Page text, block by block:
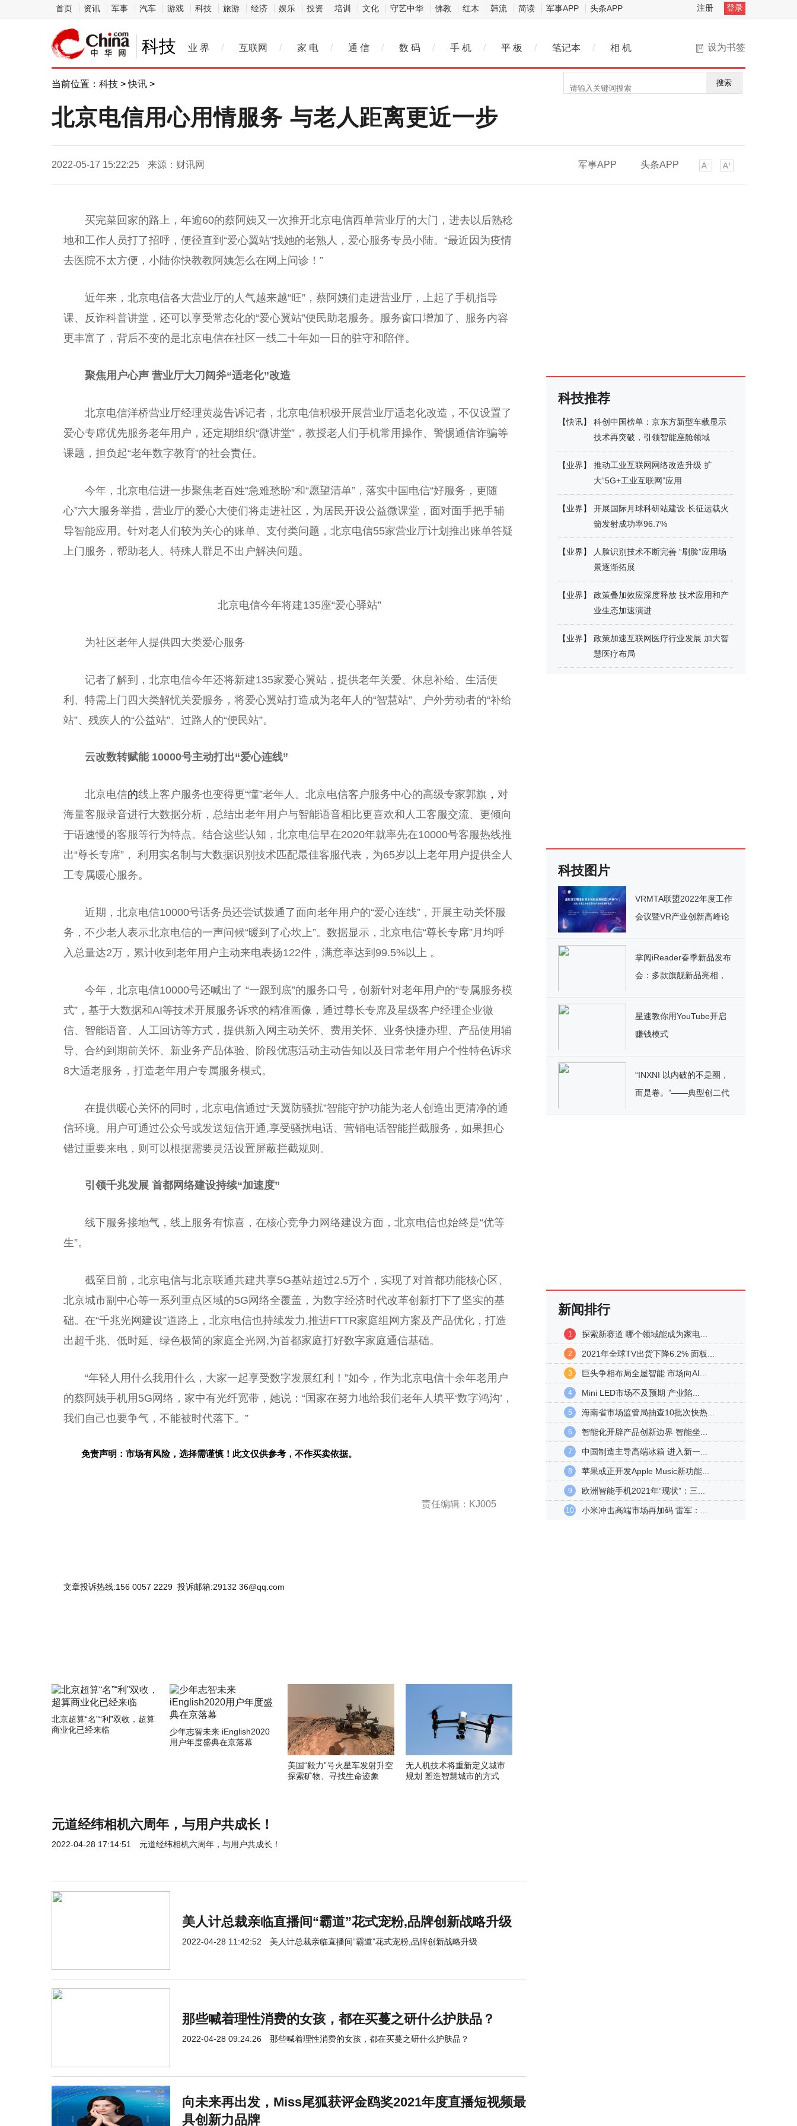
首页 资讯 军事 汽车 游戏 科技 旅游 经济 娱乐 投资 培训 文化 守艺中华 佛教 红木 韩流 简读 军事APP 头条APP 注册 登录
科技 设为书签
业 界 / 互联网 / 家 电 / 通 信 / 数 码 / 手 机 / 平 板 / 笔记本 / 相 机
当前位置： 科技 >快讯 > 搜索
北京电信用心用情服务 与老人距离更近一步
2022-05-17 15:22:25 来源：财讯网 军事APP 头条APP
买完菜回家的路上，年逾60的蔡阿姨又一次推开北京电信西单营业厅的大门，进去以后熟稔
地和工作人员打了招呼，便径直到“爱心翼站”找她的老熟人，爱心服务专员小陆。“最近因为疫情
去医院不太方便，小陆你快教教阿姨怎么在网上问诊！”
近年来，北京电信各大营业厅的人气越来越“旺”，蔡阿姨们走进营业厅，上起了手机指导
课、反诈科普讲堂，还可以享受常态化的“爱心翼站”便民助老服务。服务窗口增加了、服务内容
更丰富了，背后不变的是北京电信在社区一线二十年如一日的驻守和陪伴。
聚焦用户心声 营业厅大刀阔斧“适老化”改造
北京电信洋桥营业厅经理黄蕊告诉记者，北京电信积极开展营业厅适老化改造，不仅设置了
爱心专席优先服务老年用户，还定期组织“微讲堂”，教授老人们手机常用操作、警惕通信诈骗等
课题，担负起“老年数字教育”的社会责任。
今年，北京电信进一步聚焦老百姓“急难愁盼”和“愿望清单”，落实中国电信“好服务，更随
心”六大服务举措，营业厅的爱心大使们将走进社区，为居民开设公益微课堂，面对面手把手辅
导智能应用。针对老人们较为关心的账单、支付类问题，北京电信55家营业厅计划推出账单答疑
上门服务，帮助老人、特殊人群足不出户解决问题。
北京电信今年将建135座“爱心驿站”
为社区老年人提供四大类爱心服务
记者了解到，北京电信今年还将新建135家爱心翼站，提供老年关爱、休息补给、生活便
利、特需上门四大类解忧关爱服务，将爱心翼站打造成为老年人的“智慧站”、户外劳动者的“补给
站”、残疾人的“公益站”、过路人的“便民站”。
云改数转赋能 10000号主动打出“爱心连线”
北京电信的线上客户服务也变得更“懂”老年人。北京电信客户服务中心的高级专家郭旗 ， 对
海量客服录音进行大数据分析，总结出老年用户与智能语音相比更喜欢和人工客服交流、更倾向
于语速慢的客服等行为特点。结合这些认知，北京电信早在2020年就率先在10000号客服热线推
出“尊长专席”， 利用实名制与大数据识别技术匹配最佳客服代表，为65岁以上老年用户提供全人
工专属暖心服务。
近期，北京电信10000号话务员还尝试拨通了面向老年用户的“爱心连线”，开展主动关怀服
务，不少老人表示北京电信的一声问候“暖到了心坎上”。数据显示，北京电信“尊长专席”月均呼
入总量达2万，累计收到老年用户主动来电表扬122件，满意率达到99.5%以上 。
今年，北京电信10000号还喊出了 “一跟到底”的服务口号，创新针对老年用户的“专属服务模
式”，基于大数据和AI等技术开展服务诉求的精准画像，通过尊长专席及星级客户经理企业微
信、智能语音、人工回访等方式，提供新入网主动关怀、费用关怀、业务快捷办理、产品使用辅
导、合约到期前关怀、新业务产品体验、阶段优惠活动主动告知以及日常老年用户个性特色诉求
8大适老服务，打造老年用户专属服务模式。
在提供暖心关怀的同时，北京电信通过“天翼防骚扰”智能守护功能为老人创造出更清净的通
信环境。用户可通过公众号或发送短信开通,享受骚扰电话、营销电话智能拦截服务，如果担心
错过重要来电，则可以根据需要灵活设置屏蔽拦截规则。
引领千兆发展 首都网络建设持续“加速度”
线下服务接地气，线上服务有惊喜，在核心竞争力网络建设方面，北京电信也始终是“优等
生”。
截至目前，北京电信与北京联通共建共享5G基站超过2.5万个，实现了对首都功能核心区、
北京城市副中心等一系列重点区域的5G网络全覆盖，为数字经济时代改革创新打下了坚实的基
础。在“千兆光网建设”道路上，北京电信也持续发力,推进FTTR家庭组网方案及产品优化，打造
出超千兆、低时延、绿色极简的家庭全光网,为首都家庭打好数字家庭通信基础。
“年轻人用什么我用什么，大家一起享受数字发展红利！”如今，作为北京电信十余年老用户
的蔡阿姨手机用5G网络，家中有光纤宽带，她说：“国家在努力地给我们老年人填平‘数字鸿沟’，
我们自己也要争气，不能被时代落下。”
免责声明：市场有风险，选择需谨慎！此文仅供参考，不作买卖依据。
责任编辑：KJ005
文章投诉热线:156 0057 2229 投诉邮箱:29132 36@qq.com
北京超算“名”“利”双收，超算
商业化已经来临
少年志智未来 iEnglish2020
用户年度盛典在京落幕
美国“毅力”号火星车发射升空
探索矿物、寻找生命迹象
无人机技术将重新定义城市
规划 塑造智慧城市的方式
元道经纬相机六周年，与用户共成长！
2022-04-28 17:14:51 元道经纬相机六周年，与用户共成长！
美人计总裁亲临直播间“霸道”花式宠粉,品牌创新战略升级
2022-04-28 11:42:52 美人计总裁亲临直播间“霸道”花式宠粉,品牌创新战略升级
那些喊着理性消费的女孩，都在买蔓之研什么护肤品？
2022-04-28 09:24:26 那些喊着理性消费的女孩，都在买蔓之研什么护肤品？
向未来再出发，Miss尾狐获评金鸥奖2021年度直播短视频最
具创新力品牌
科技推荐
【快讯】
科创中国榜单：京东方新型车载显示
技术再突破，引领智能座舱领域
【业界】
推动工业互联网网络改造升级 扩
大“5G+工业互联网”应用
【业界】
开展国际月球科研站建设 长征运载火
箭发射成功率96.7%
【业界】
人脸识别技术不断完善 “刷脸”应用场
景逐渐拓展
【业界】
政策叠加效应深度释放 技术应用和产
业生态加速演进
【业界】
政策加速互联网医疗行业发展 加大智
慧医疗布局
科技图片
VRMTA联盟2022年度工作
会议暨VR产业创新高峰论
掌阅iReader春季新品发布
会：多款旗舰新品亮相，
星速教你用YouTube开启
赚钱模式
“INXNI 以内破的不是圈，
而是卷。”​——典型创二代
新闻排行
1 探索新赛道 哪个领域能成为家电...
2 2021年全球TV出货下降6.2% 面板...
3 巨头争相布局全屋智能 市场向AI...
4 Mini LED市场不及预期 产业陷...
5 海南省市场监管局抽查10批次快热...
6 智能化开辟产品创新边界 智能坐...
7 中国制造主导高端冰箱 进入新一...
8 苹果或正开发Apple Music新功能...
9 欧洲智能手机2021年“现状”：三...
10 小米冲击高端市场再加码 雷军：...